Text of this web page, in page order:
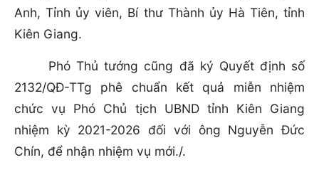
Anh, Tỉnh ủy viên, Bí thư Thành ủy Hà Tiên, tỉnh
Kiên Giang.
Phó Thủ tướng cũng đã ký Quyết định số
2132/QĐ-TTg phê chuẩn kết quả miễn nhiệm
chức vụ Phó Chủ tịch UBND tỉnh Kiên Giang
nhiệm kỳ 2021-2026 đối với ông Nguyễn Đức
Chín, để nhận nhiệm vụ mới./.